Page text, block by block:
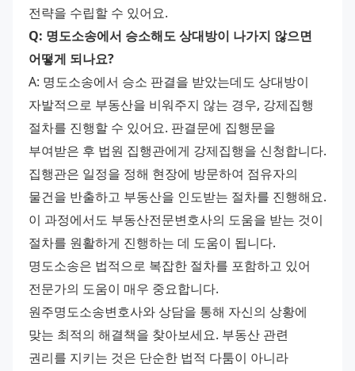
전략을 수립할 수 있어요.
Q: 명도소송에서 승소해도 상대방이 나가지 않으면
어떻게 되나요?
A: 명도소송에서 승소 판결을 받았는데도 상대방이
자발적으로 부동산을 비워주지 않는 경우, 강제집행
절차를 진행할 수 있어요. 판결문에 집행문을
부여받은 후 법원 집행관에게 강제집행을 신청합니다.
집행관은 일정을 정해 현장에 방문하여 점유자의
물건을 반출하고 부동산을 인도받는 절차를 진행해요.
이 과정에서도 부동산전문변호사의 도움을 받는 것이
절차를 원활하게 진행하는 데 도움이 됩니다.
명도소송은 법적으로 복잡한 절차를 포함하고 있어
전문가의 도움이 매우 중요합니다.
원주명도소송변호사와 상담을 통해 자신의 상황에
맞는 최적의 해결책을 찾아보세요. 부동산 관련
권리를 지키는 것은 단순한 법적 다툼이 아니라